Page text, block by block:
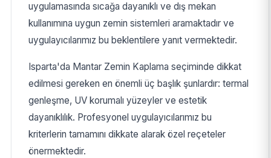
uygulamasında sıcağa dayanıklı ve dış mekan
kullanımına uygun zemin sistemleri aramaktadır ve
uygulayıcılarımız bu beklentilere yanıt vermektedir.
Isparta'da Mantar Zemin Kaplama seçiminde dikkat
edilmesi gereken en önemli üç başlık şunlardır: termal
genleşme, UV korumalı yüzeyler ve estetik
dayanıklılık. Profesyonel uygulayıcılarımız bu
kriterlerin tamamını dikkate alarak özel reçeteler
önermektedir.